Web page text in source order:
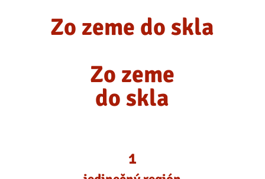
Zo zeme do skla
Zo zeme
do skla
1